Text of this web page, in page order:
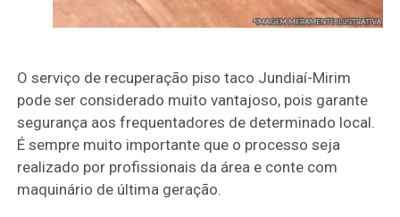
O serviço de recuperação piso taco Jundiaí-Mirim
pode ser considerado muito vantajoso, pois garante
segurança aos frequentadores de determinado local.
É sempre muito importante que o processo seja
realizado por profissionais da área e conte com
maquinário de última geração.